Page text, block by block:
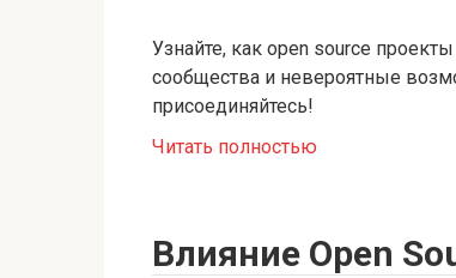
Узнайте, как open source
сообщества и невероятные
присоединяйтесь!
Читать полностью
Влияние Open